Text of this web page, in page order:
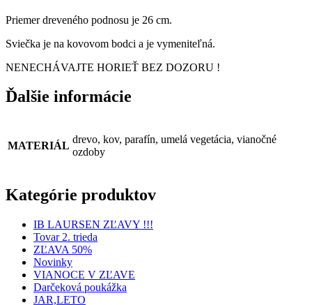
Priemer dreveného podnosu je 26 cm.
Sviečka je na kovovom bodci a je vymeniteľná.
NENECHÁVAJTE HORIEŤ BEZ DOZORU !
Ďalšie informácie
MATERIÁL
drevo, kov, parafín, umelá vegetácia, vianočné
ozdoby
Kategórie produktov
IB LAURSEN ZĽAVY !!!
Tovar 2. trieda
ZĽAVA 50%
Novinky
VIANOCE V ZĽAVE
Darčeková poukážka
JAR,LETO